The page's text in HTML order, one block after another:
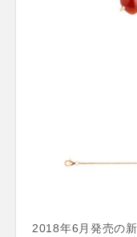
2018年6月発売の